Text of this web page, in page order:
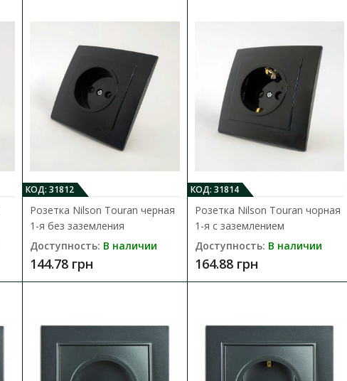
Розетка Nilson Touran чорная мат 1-я с заземлением
Доступность:
Розетка Nilson из серии Touran оснащена латунными контактами и
сделана из термостойкого и са..
164.88 грн
КОД: 31812
Розетка Nilson Touran черная
1-я без заземления
Доступность: В наличии
144.78 грн
КОД: 31814
Розетка Nilson Touran чорная
1-я с заземлением
Доступность: В наличии
164.88 грн